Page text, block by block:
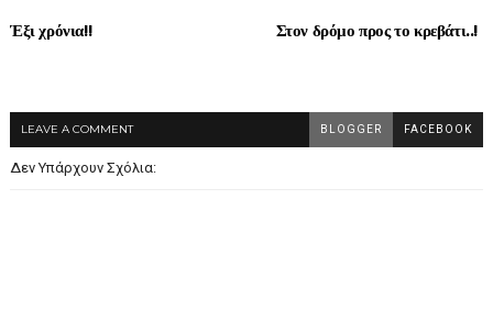
Στον δρόμο προς το κρεβάτι..!
Έξι χρόνια!!
LEAVE A COMMENT BLOGGER FACEBOOK
Δεν Υπάρχουν Σχόλια: